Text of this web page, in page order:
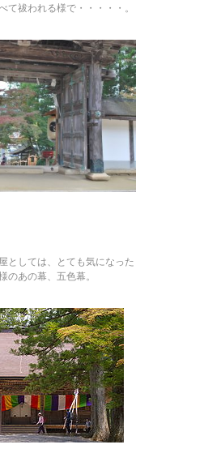
て祓われる様で・・・・・。
としては、とても気になった
のあの幕、五色幕。